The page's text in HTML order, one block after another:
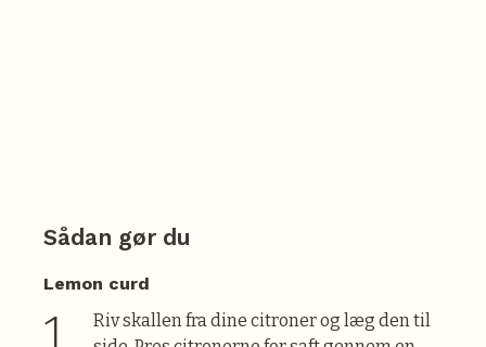
Sådan gør du
Lemon curd
Riv skallen fra dine citroner og læg den til